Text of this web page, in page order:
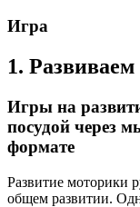
Игра
1.
Игры на
посудой через
формате
Развитие моторики
общем развитии.